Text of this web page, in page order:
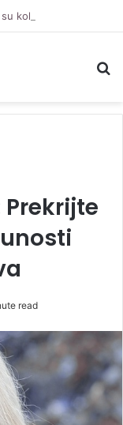
read